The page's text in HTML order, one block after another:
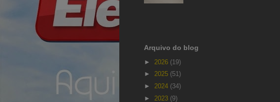
Arquivo do blog
► 2026 (19)
► 2025 (51)
► 2024 (34)
► 2023 (9)